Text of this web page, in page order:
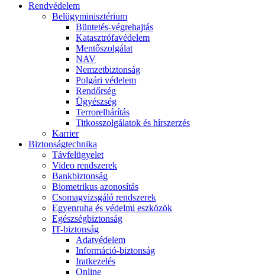
Rendvédelem
Belügyminisztérium
Büntetés-végrehajtás
Katasztrófavédelem
Mentőszolgálat
NAV
Nemzetbiztonság
Polgári védelem
Rendőrség
Ügyészség
Terrorelhárítás
Titkosszolgálatok és hírszerzés
Karrier
Biztonságtechnika
Távfelügyelet
Video rendszerek
Bankbiztonság
Biometrikus azonosítás
Csomagvizsgáló rendszerek
Egyenruha és védelmi eszközök
Egészségbiztonság
IT-biztonság
Adatvédelem
Információ-biztonság
Iratkezelés
Online